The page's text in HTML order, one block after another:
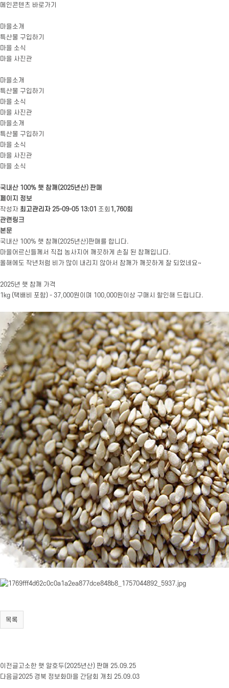
메인콘텐츠 바로가기
마을소개
특산물 구입하기
마을 소식
마을 사진관
마을소개
특산물 구입하기
마을 소식
마을 사진관
마을소개
특산물 구입하기
마을 소식
마을 사진관
마을 소식
국내산 100% 햇 참깨(2025년산) 판매
페이지 정보
작성자 최고관리자 25-09-05 13:01 조회 1,760회
관련링크
본문
국내산 100% 햇 참깨(2025년산)판매를 합니다.
마을어르신들께서 직접 농사지어 깨끗하게 손질 된 참깨입니다.
올해에도 작년처럼 비가 많이 내리지 않아서 참깨가 깨끗하게 잘 되었네요~
2025년 햇 참깨 가격
1kg (택배비 포함) - 37,000원이며 100,000원이상 구매시 할인해 드립니다.
목록
이전글고소한 햇 알호두(2025년산) 판매 25.09.25
다음글2025 경북 정보화마을 간담회 개최 25.09.03